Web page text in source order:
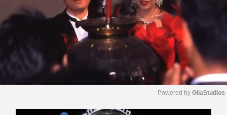
Powered by GliaStudios